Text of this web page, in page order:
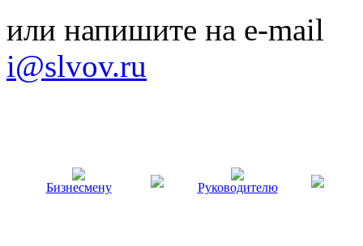
или напишите на e-mail
i@slvov.ru
Бизнесмену Руководителю